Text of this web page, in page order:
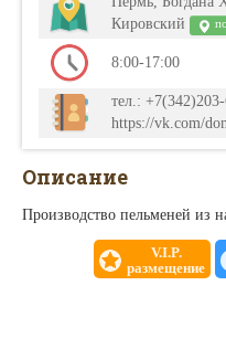
Кировский
8:00-17:00
тел.:
https://vk.com/
Описание
Производство пельменей из
V.I.P.
размещение